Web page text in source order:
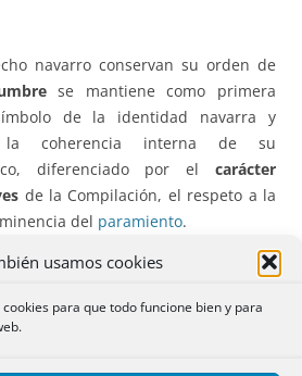
usamos cookies
para que todo funcione bien y para
navarro conservan su orden de
se mantiene como primera
de la identidad navarra y
la coherencia interna de su
diferenciado por el carácter
de la Compilación, el respeto a la
del paramiento.
Civilhan de considerarse
en el tiempo al derogarse la
Única